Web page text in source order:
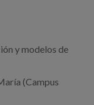
y modelos de
(Campus